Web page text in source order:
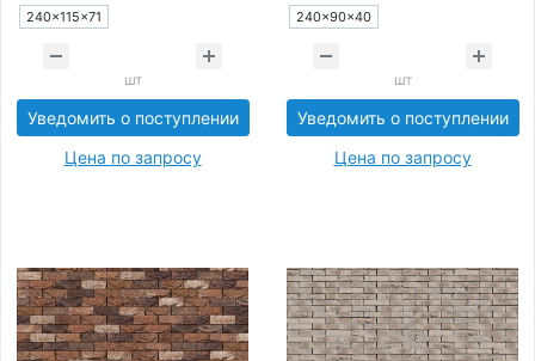
240×115×71
шт
Уведомить о поступлении
Цена по запросу
240×90×40
шт
Уведомить о поступлении
Цена по запросу